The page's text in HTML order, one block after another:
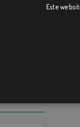
O
+ /
Este